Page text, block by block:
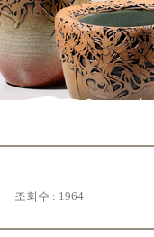
회수 : 1964